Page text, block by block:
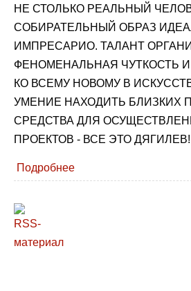
НЕ СТОЛЬКО РЕАЛЬНЫЙ
СОБИРАТЕЛЬНЫЙ ОБРАЗ
ИМПРЕСАРИО. ТАЛАНТ
ФЕНОМЕНАЛЬНАЯ ЧУТКОСТЬ
КО ВСЕМУ НОВОМУ В
УМЕНИЕ НАХОДИТЬ БЛИЗКИХ
СРЕДСТВА ДЛЯ
ПРОЕКТОВ - ВСЕ ЭТО ДЯГИЛЕВ!
Подробнее